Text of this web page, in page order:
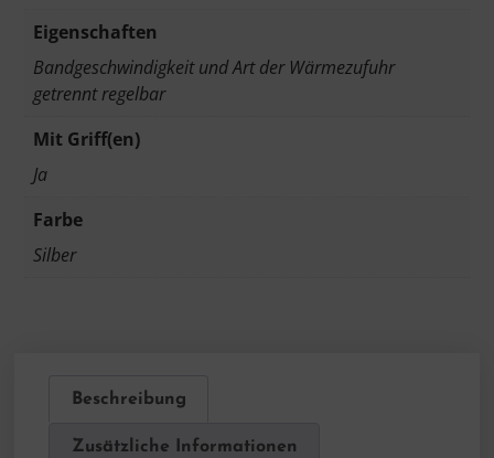
Eigenschaften
Bandgeschwindigkeit und Art der Wärmezufuhr
getrennt regelbar
Mit Griff(en)
Ja
Farbe
Silber
Beschreibung
Zusätzliche Informationen